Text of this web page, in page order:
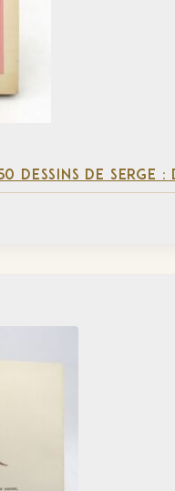
DESSINS DE SERGE